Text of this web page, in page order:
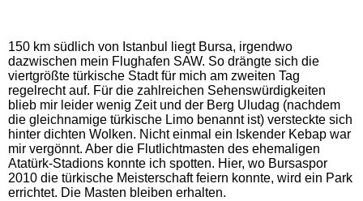
150 km südlich von Istanbul liegt Bursa, irgendwo
dazwischen mein Flughafen SAW. So drängte sich die
viertgrößte türkische Stadt für mich am zweiten Tag
regelrecht auf. Für die zahlreichen Sehenswürdigkeiten
blieb mir leider wenig Zeit und der Berg Uludag (nachdem
die gleichnamige türkische Limo benannt ist) versteckte sich
hinter dichten Wolken. Nicht einmal ein Iskender Kebap war
mir vergönnt. Aber die Flutlichtmasten des ehemaligen
Atatürk-Stadions konnte ich spotten. Hier, wo Bursaspor
2010 die türkische Meisterschaft feiern konnte, wird ein Park
errichtet. Die Masten bleiben erhalten.